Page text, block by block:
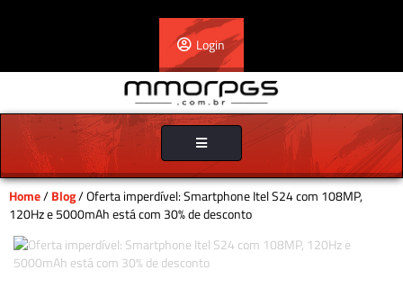
Login
Toggle
navigation
Home/Blog/ Oferta imperdível: Smartphone Itel S24 com 108MP,
120Hz e 5000mAh está com 30% de desconto